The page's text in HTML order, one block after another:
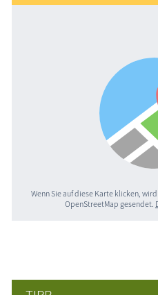
Wenn Sie auf diese Karte klicken,
OpenStreetMap gesendet.